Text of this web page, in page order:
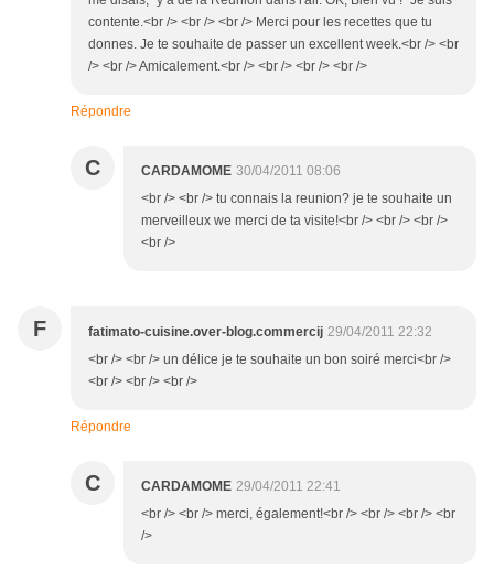
contente.<br /> <br /> <br /> Merci pour les recettes que tu
donnes. Je te souhaite de passer un excellent week.<br /> <br
/> <br /> Amicalement.<br /> <br /> <br /> <br />
Répondre
C CARDAMOME 30/04/2011 08:06
<br /> <br /> tu connais la reunion? je te souhaite un
merveilleux we merci de ta visite!<br /> <br /> <br />
<br />
F fatimato-cuisine.over-blog.commercij 29/04/2011 22:32
<br /> <br /> un délice je te souhaite un bon soiré merci<br />
<br /> <br /> <br />
Répondre
C CARDAMOME 29/04/2011 22:41
<br /> <br /> merci, également!<br /> <br /> <br /> <br
/>